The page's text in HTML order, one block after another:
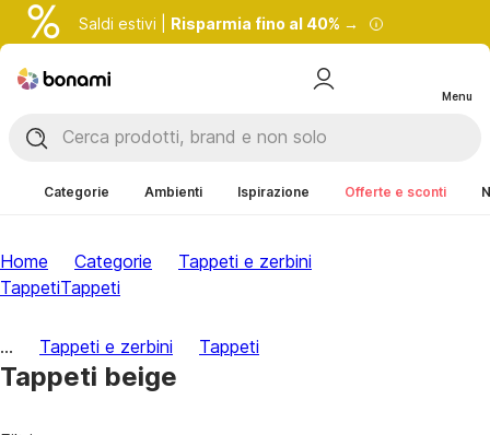
Saldi estivi | Risparmia fino al 40% →
Menu
Categorie Ambienti Ispirazione Offerte e sconti
Home Categorie
Tappeti e zerbini
TappetiTappeti
... Tappeti e zerbini Tappeti
Tappeti beige